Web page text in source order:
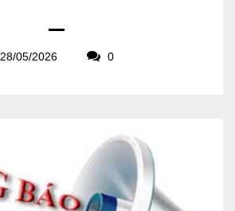
28/05/2026 0